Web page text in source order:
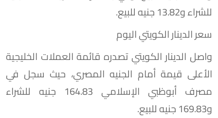
للشراء و13.82 جنيه للبيع.
سعر الدينار الكويتي اليوم
واصل الدينار الكويتي تصدره قائمة العملات الخليجية
الأعلى قيمة أمام الجنيه المصري، حيث سجل في
مصرف أبوظبي الإسلامي 164.83 جنيه للشراء
و169.83 جنيه للبيع.